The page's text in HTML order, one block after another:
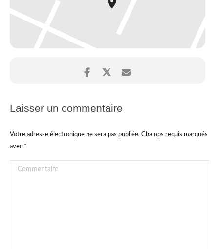
Laisser un commentaire
Votre adresse électronique ne sera pas publiée. Champs requis marqués
avec *
Commentaire